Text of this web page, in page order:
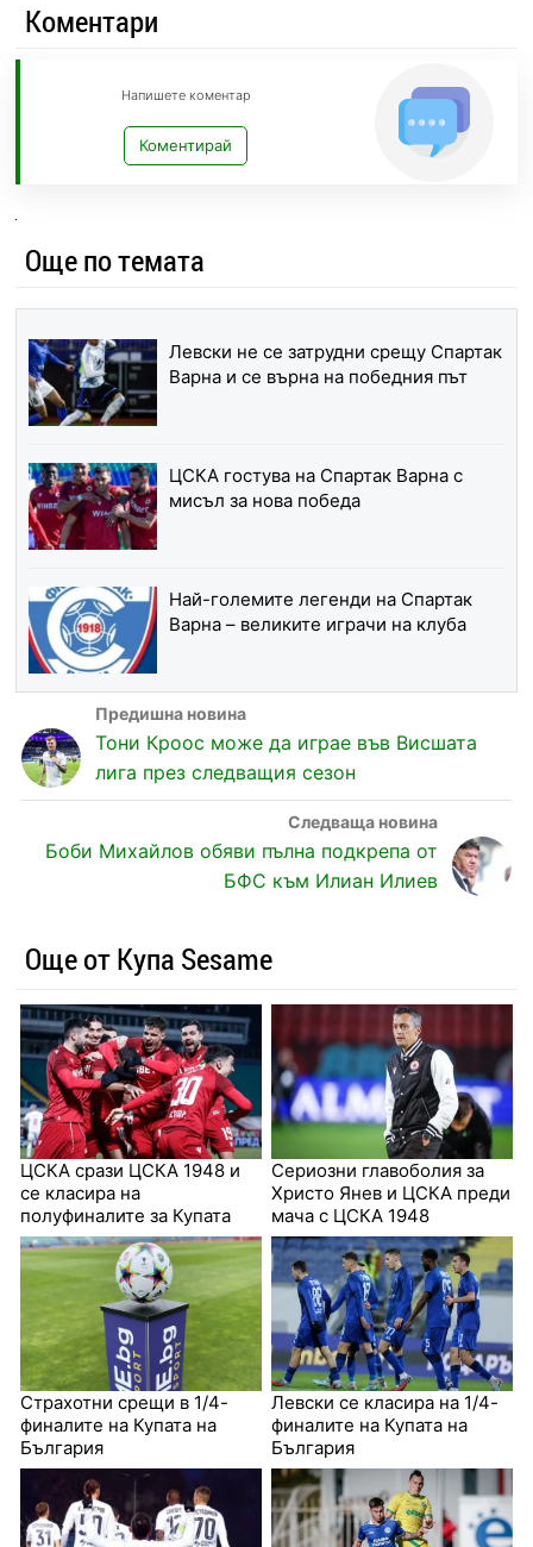
Коментари
Напишете коментар
Коментирай
Още по темата
Левски не се затрудни срещу Спартак
Варна и се върна на победния път
ЦСКА гостува на Спартак Варна с
мисъл за нова победа
Най-големите легенди на Спартак
Варна – великите играчи на клуба
Тони Кроос може да играе във Висшата
лига през следващия сезон
Боби Михайлов обяви пълна подкрепа от
БФС към Илиан Илиев
Още от Купа Sesame
ЦСКА срази ЦСКА 1948 и
се класира на
полуфиналите за Купата
Сериозни главоболия за
Христо Янев и ЦСКА преди
мача с ЦСКА 1948
Страхотни срещи в 1/4-
финалите на Купата на
България
Левски се класира на 1/4-
финалите на Купата на
България